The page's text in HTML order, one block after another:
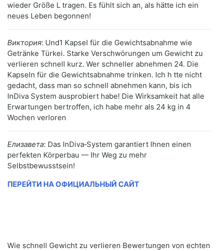
wieder Größe L tragen. Es fühlt sich an, als hätte ich ein
neues Leben begonnen!
Виктория: Und1 Kapsel für die Gewichtsabnahme wie
Getränke Türkei. Starke Verschwörungen um Gewicht zu
verlieren schnell kurz. Wer schneller abnehmen 24. Die
Kapseln für die Gewichtsabnahme trinken. Ich h tte nicht
gedacht, dass man so schnell abnehmen kann, bis ich
InDiva System ausprobiert habe! Die Wirksamkeit hat alle
Erwartungen bertroffen, ich habe mehr als 24 kg in 4
Wochen verloren
Елизавета: Das InDiva‑System garantiert Ihnen einen
perfekten Körperbau — Ihr Weg zu mehr
Selbstbewusstsein!
ПЕРЕЙТИ НА ОФИЦИАЛЬНЫЙ САЙТ
Wie schnell Gewicht zu verlieren Bewertungen von echten